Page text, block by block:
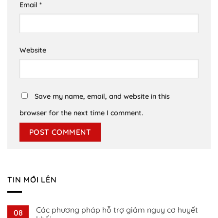
Email *
Website
Save my name, email, and website in this
browser for the next time I comment.
TIN MỚI LÊN
08
Các phương pháp hỗ trợ giảm nguy cơ huyết